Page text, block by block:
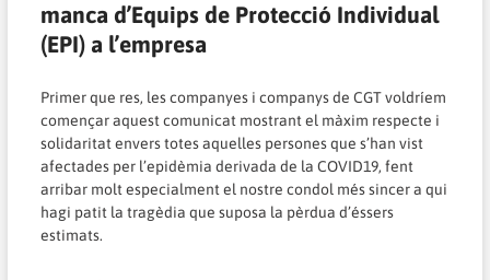
manca d’Equips de Protecció Individual
(EPI) a l’empresa
Primer que res, les companyes i companys de CGT voldríem
començar aquest comunicat mostrant el màxim respecte i
solidaritat envers totes aquelles persones que s’han vist
afectades per l’epidèmia derivada de la COVID19, fent
arribar molt especialment el nostre condol més sincer a qui
hagi patit la tragèdia que suposa la pèrdua d’éssers
estimats.